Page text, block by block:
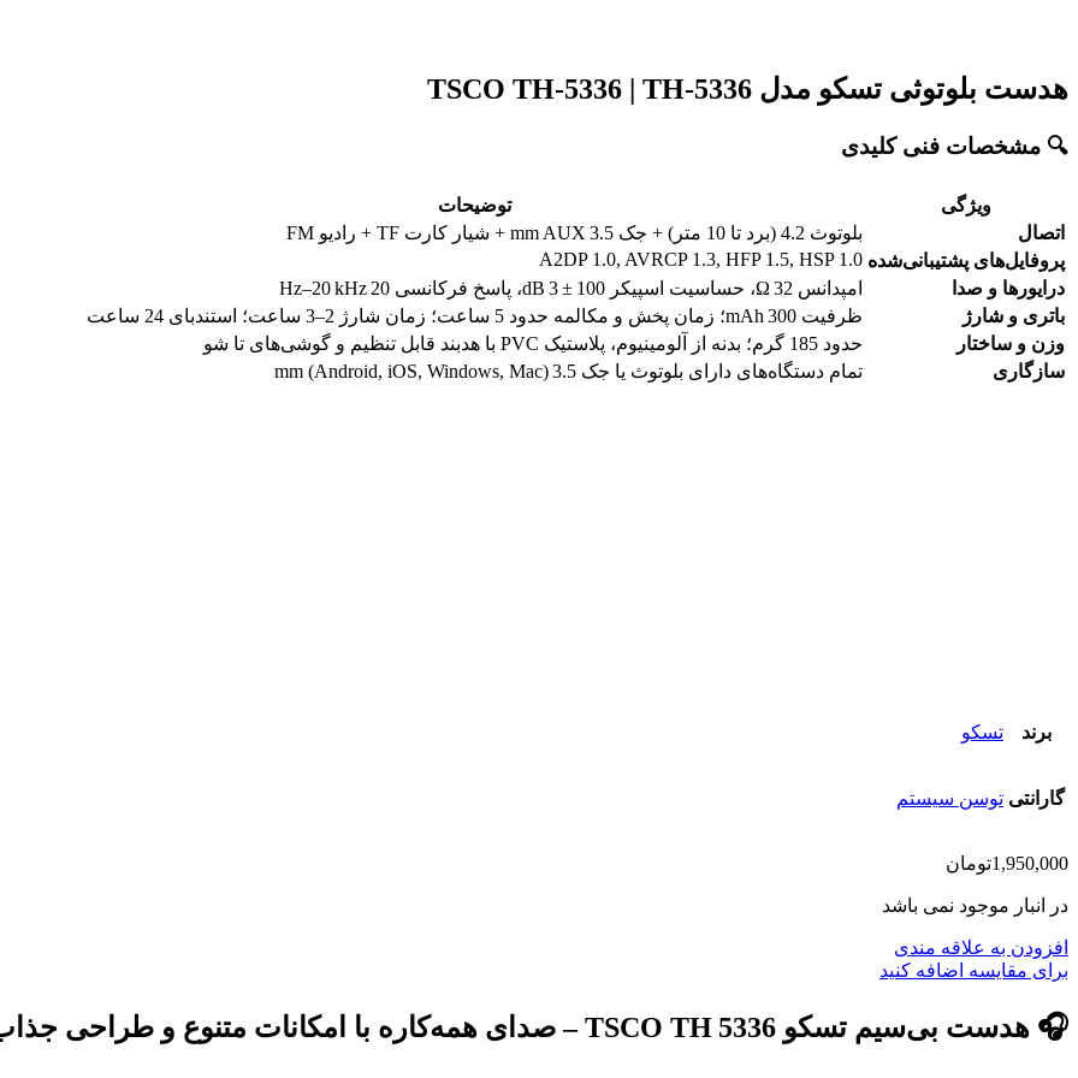
هدست بلوتوثی تسکو مدل TSCO TH-5336 | TH-5336
🔍 مشخصات فنی کلیدی
ویژگی
توضیحات
اتصال
بلوتوث 4.2 (برد تا 10 متر) + جک 3.5 mm AUX + شیار کارت TF + رادیو FM
پروفایل‌های پشتیبانی‌شده A2DP 1.0, AVRCP 1.3, HFP 1.5, HSP 1.0
درایورها و صدا
امپدانس 32 Ω، حساسیت اسپیکر 100 ± 3 dB، پاسخ فرکانسی 20 Hz–20 kHz
باتری و شارژ
ظرفیت 300 mAh؛ زمان پخش و مکالمه حدود 5 ساعت؛ زمان شارژ 2–3 ساعت؛ استندبای 24 ساعت
وزن و ساختار
حدود 185 گرم؛ بدنه از آلومینیوم، پلاستیک PVC با هدبند قابل تنظیم و گوشی‌های تا شو
سازگاری
تمام دستگاه‌های دارای بلوتوث یا جک 3.5 mm (Android, iOS, Windows, Mac)
برند تسکو
گارانتی توسن سیستم
1,950,000تومان
در انبار موجود نمی باشد
افزودن به علاقه مندی
برای مقایسه اضافه کنید
🎧 هدست بی‌سیم تسکو TSCO TH 5336 – صدای همه‌کاره با امکانات متنوع و طراحی جذاب